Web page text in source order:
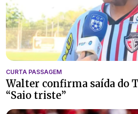
CURTA PASSAGEM
Walter confirma saída do
“Saio triste”